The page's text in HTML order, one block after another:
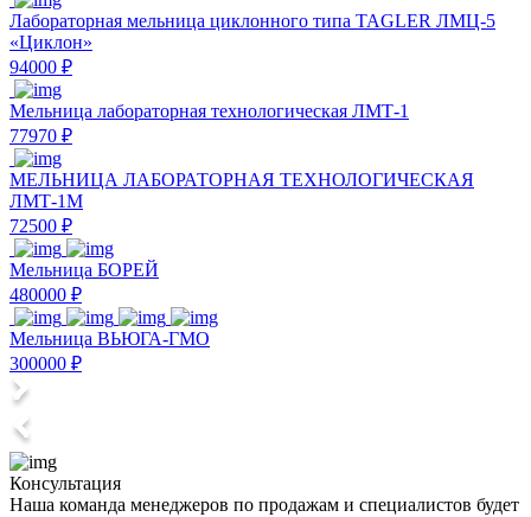
Лабораторная мельница циклонного типа TAGLER ЛМЦ-5
«Циклон»
94000 ₽
Мельница лабораторная технологическая ЛМТ-1
77970 ₽
МЕЛЬНИЦА ЛАБОРАТОРНАЯ ТЕХНОЛОГИЧЕСКАЯ
ЛМТ-1М
72500 ₽
Мельница БОРЕЙ
480000 ₽
Мельница ВЬЮГА-ГМО
300000 ₽
Консультация
Наша команда менеджеров по продажам и специалистов будет